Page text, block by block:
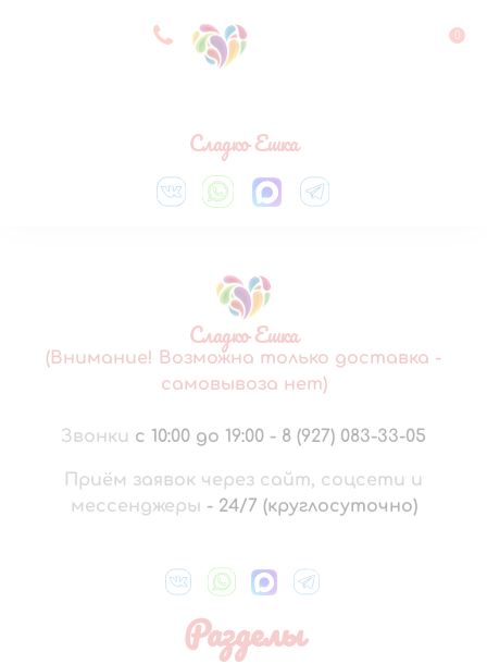
8 927 083 33 05 0
Сладко Ешка
Сладко Ешка
(Внимание! Возможна только доставка -
самовывоза нет)
Звонки с 10:00 до 19:00 - 8 (927) 083-33-05
Приём заявок через сайт, соцсети и
мессенджеры - 24/7 (круглосуточно)
Разделы